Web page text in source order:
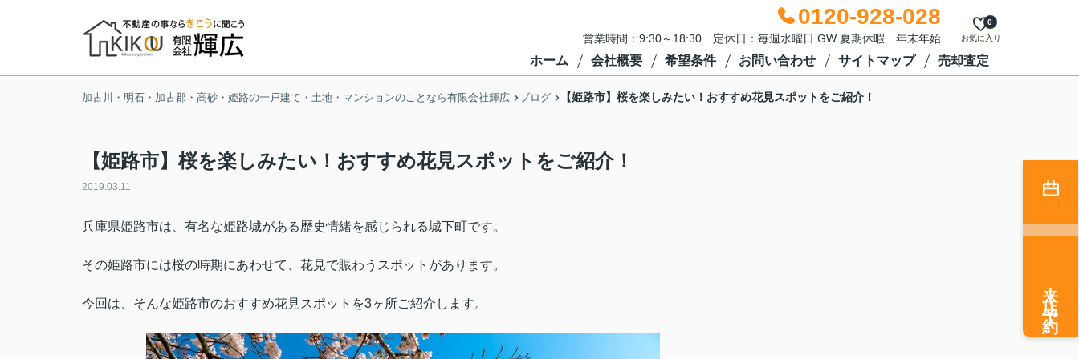
0120-928-028
営業時間：9:30～18:30 定休日：毎週水曜日 GW 夏期休暇 年末年始 お気に入り
0
ホーム 会社概要 希望条件 お問い合わせ サイトマップ 売却査定
加古川・明石・加古郡・高砂・姫路の一戸建て・土地・マンションのことなら有限会社輝広 ブログ 【姫路市】桜を楽しみたい！おすすめ花見スポットをご紹介！
【姫路市】桜を楽しみたい！おすすめ花見スポットをご紹介！
2019.03.11
兵庫県姫路市は、有名な姫路城がある歴史情緒を感じられる城下町です。
その姫路市には桜の時期にあわせて、花見で賑わうスポットがあります。
今回は、そんな姫路市のおすすめ花見スポットを3ヶ所ご紹介します。 来店予約